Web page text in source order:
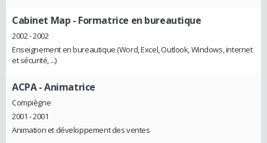
Cabinet Map - Formatrice en bureautique
2002 - 2002
Enseignement en bureautique (Word, Excel, Outlook, Windows, internet
et sécurité, ...)
ACPA- Animatrice
Compiègne
2001 - 2001
Animation et développement des ventes